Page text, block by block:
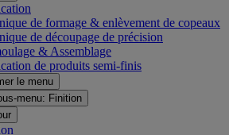
de formage & enlèvement de copeaux
de découpage de précision
& Assemblage
de produits semi-finis
le menu
menu: Finition